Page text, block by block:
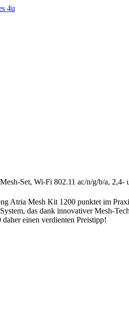
Set, Wi-Fi 802.11 ac/n/g/b/a,
Atria Mesh Kit 1200 punktet im
das dank innovativer Mesh-
einen verdienten Preistipp!